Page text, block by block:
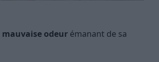
mauvaise odeur émanant de sa